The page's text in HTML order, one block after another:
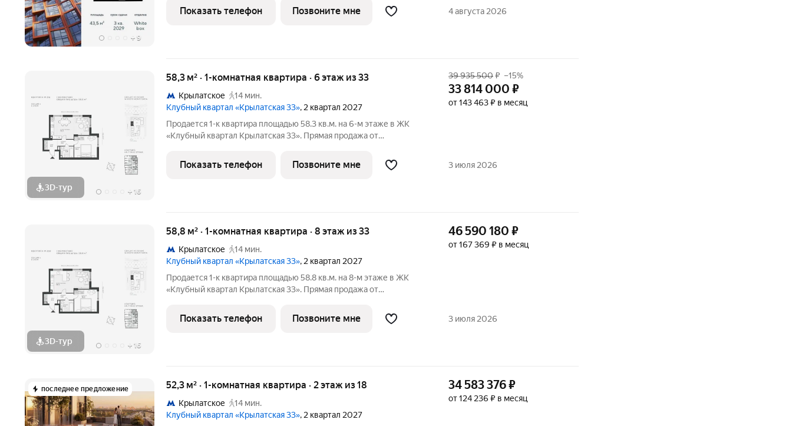
+ 9
доступности. Он не просто экономит время, а кардинально
Показать телефон Позвоните мне 4 августа 2026
3D-тур + 16
58,3 м² · 1-комнатная квартира · 6 этаж из 33
Крылатское
14 мин.
Клубный квартал «Крылатская 33», 2 квартал 2027
Продается 1-к квартира площадью 58.3 кв.м. на 6-м этаже в ЖК
«Клубный квартал Крылатская 33». Прямая продажа от
Москвы от специализированного застройщика «Сияние».
Комплекс расположен всего
39 935 500₽ –15%
33 814 000 ₽
от 143 463 ₽ в месяц
Показать телефон Позвоните мне 3 июля 2026
3D-тур + 16
58,8 м² · 1-комнатная квартира · 8 этаж из 33
Крылатское
14 мин.
Клубный квартал «Крылатская 33», 2 квартал 2027
Продается 1-к квартира площадью 58.8 кв.м. на 8-м этаже в ЖК
«Клубный квартал Крылатская 33». Прямая продажа от
Москвы от специализированного застройщика «Сияние».
Комплекс расположен всего
46 590 180 ₽
от 167 369 ₽ в месяц
Показать телефон Позвоните мне 3 июля 2026
последнее предложение 52,3 м² · 1-комнатная квартира · 2 этаж из 18
Крылатское
14 мин.
Клубный квартал «Крылатская 33», 2 квартал 2027
34 583 376₽
от 124 236 ₽ в месяц